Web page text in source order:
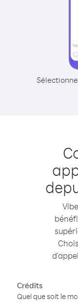
Crédits
Quel que soit le